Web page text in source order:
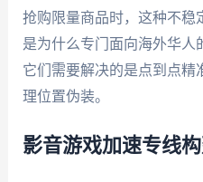
抢购限量商品时，这种不稳
是为什么专门面向海外华
它们需要解决的是点到点精
理位置伪装。
影音游戏加速专线